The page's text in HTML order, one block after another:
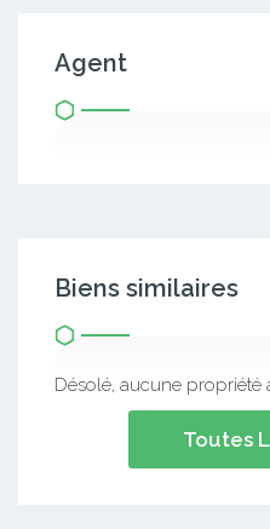
Agent
Biens similaires
Désolé, aucune propriété
Toutes